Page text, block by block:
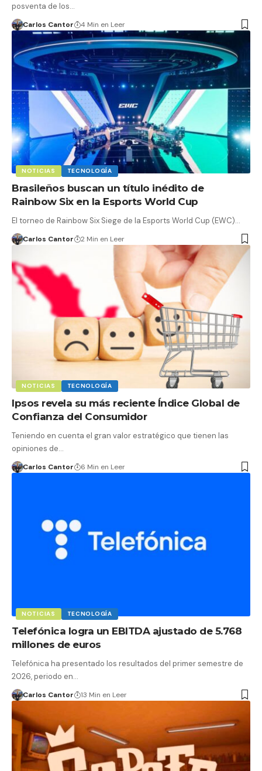
posventa de los…
Carlos Cantor 4 Min en Leer
NOTICIAS TECNOLOGÍA
Brasileños buscan un título inédito de
Rainbow Six en la Esports World Cup
El torneo de Rainbow Six Siege de la Esports World Cup (EWC)…
Carlos Cantor 2 Min en Leer
NOTICIAS TECNOLOGÍA
Ipsos revela su más reciente Índice Global de
Confianza del Consumidor
Teniendo en cuenta el gran valor estratégico que tienen las
opiniones de…
Carlos Cantor 6 Min en Leer
NOTICIAS TECNOLOGÍA
Telefónica logra un EBITDA ajustado de 5.768
millones de euros
Telefónica ha presentado los resultados del primer semestre de
2026, periodo en…
Carlos Cantor 13 Min en Leer